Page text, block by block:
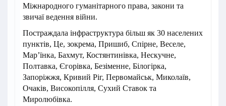
Міжнародного гуманітарного права, закони та
звичаї ведення війни.
Постраждала інфраструктура більш як 30 населених
пунктів, Це, зокрема, Пришиб, Спірне, Веселе,
Мар’їнка, Бахмут, Костянтинівка, Нескучне,
Полтавка, Єгорівка, Безіменне, Білогірка,
Запоріжжя, Кривий Ріг, Первомайськ, Миколаїв,
Очаків, Високопілля, Сухий Ставок та
Миролюбівка.